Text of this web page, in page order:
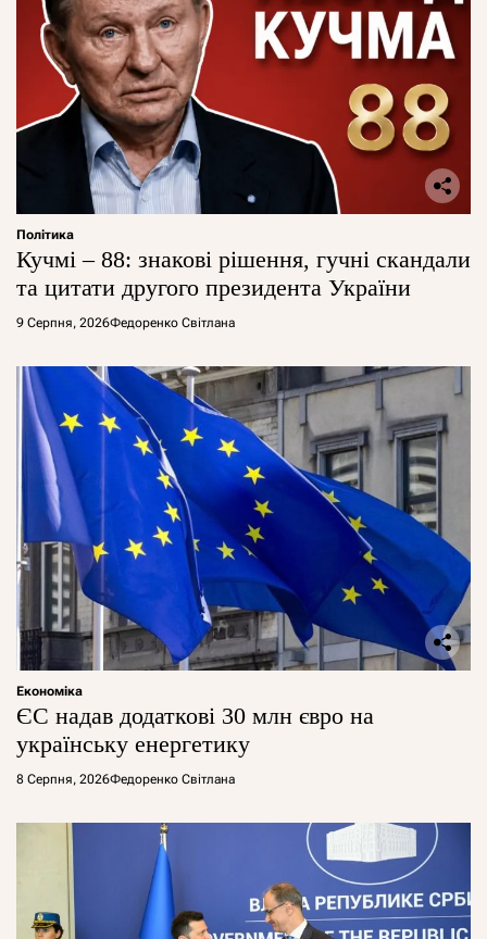
Політика
Кучмі – 88: знакові рішення, гучні скандали
та цитати другого президента України
9 Серпня, 2026Федоренко Світлана
Економіка
ЄС надав додаткові 30 млн євро на
українську енергетику
8 Серпня, 2026Федоренко Світлана